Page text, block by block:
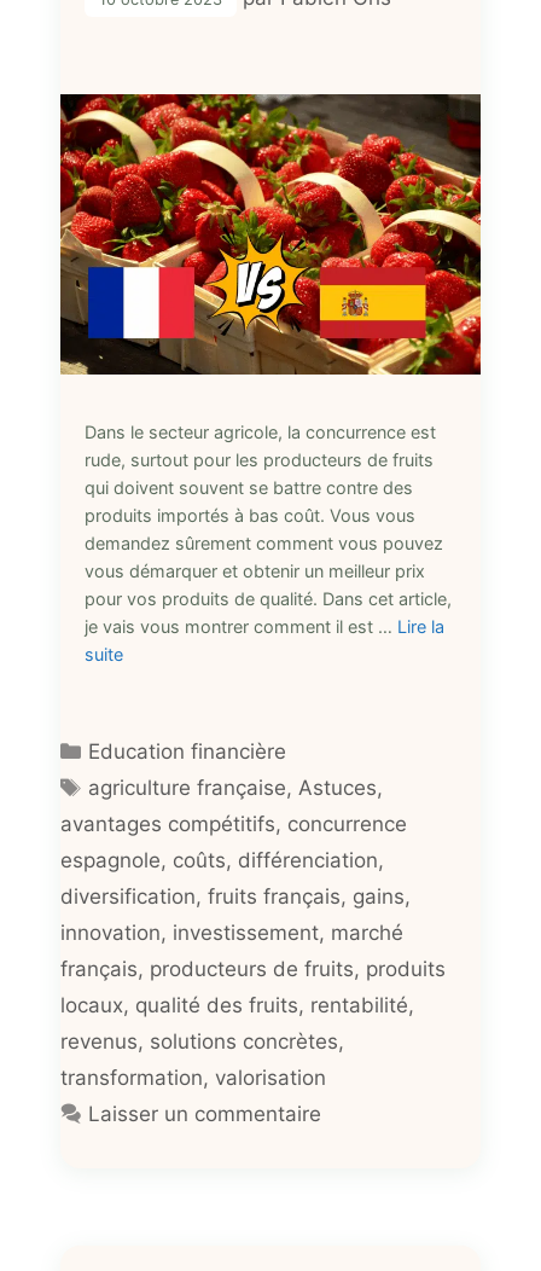
Dans le secteur agricole, la concurrence est
rude, surtout pour les producteurs de fruits
qui doivent souvent se battre contre des
produits importés à bas coût. Vous vous
demandez sûrement comment vous pouvez
vous démarquer et obtenir un meilleur prix
pour vos produits de qualité. Dans cet article,
je vais vous montrer comment il est … Lire la
suite
Catégories
Education financière
Étiquettes
agriculture française,Astuces,
avantages compétitifs, concurrence
espagnole, coûts, différenciation,
diversification, fruits français, gains,
innovation, investissement, marché
français, producteurs de fruits, produits
locaux, qualité des fruits, rentabilité,
revenus, solutions concrètes,
transformation, valorisation
Laisser un commentaire